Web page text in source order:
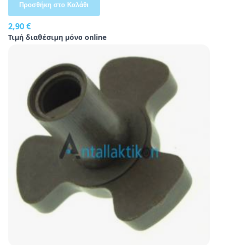
2,90 €
Τιμή διαθέσιμη μόνο online
Προσθήκη στο Καλάθι